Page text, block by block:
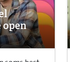
open